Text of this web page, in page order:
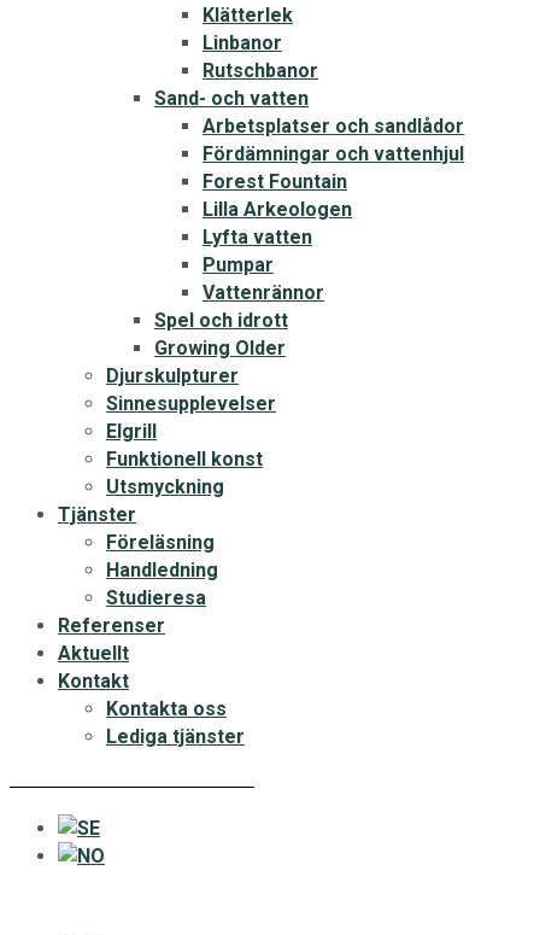
Klätterlek
Linbanor
Rutschbanor
Sand- och vatten
Arbetsplatser och sandlådor
Fördämningar och vattenhjul
Forest Fountain
Lilla Arkeologen
Lyfta vatten
Pumpar
Vattenrännor
Spel och idrott
Growing Older
Djurskulpturer
Sinnesupplevelser
Elgrill
Funktionell konst
Utsmyckning
Tjänster
Föreläsning
Handledning
Studieresa
Referenser
Aktuellt
Kontakt
Kontakta oss
Lediga tjänster